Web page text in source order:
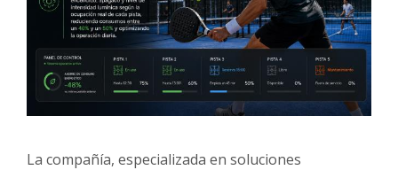
La compañía, especializada en soluciones